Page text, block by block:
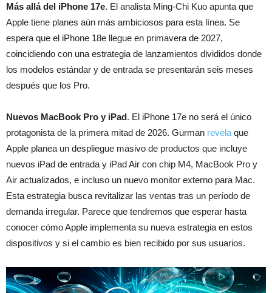
Más allá del iPhone 17e. El analista Ming-Chi Kuo apunta que
Apple tiene planes aún más ambiciosos para esta línea. Se
espera que el iPhone 18e llegue en primavera de 2027,
coincidiendo con una estrategia de lanzamientos divididos donde
los modelos estándar y de entrada se presentarán seis meses
después que los Pro.
Nuevos MacBook Pro y iPad. El iPhone 17e no será el único
protagonista de la primera mitad de 2026. Gurman revela que
Apple planea un despliegue masivo de productos que incluye
nuevos iPad de entrada y iPad Air con chip M4, MacBook Pro y
Air actualizados, e incluso un nuevo monitor externo para Mac.
Esta estrategia busca revitalizar las ventas tras un período de
demanda irregular. Parece que tendremos que esperar hasta
conocer cómo Apple implementa su nueva estrategia en estos
dispositivos y si el cambio es bien recibido por sus usuarios.